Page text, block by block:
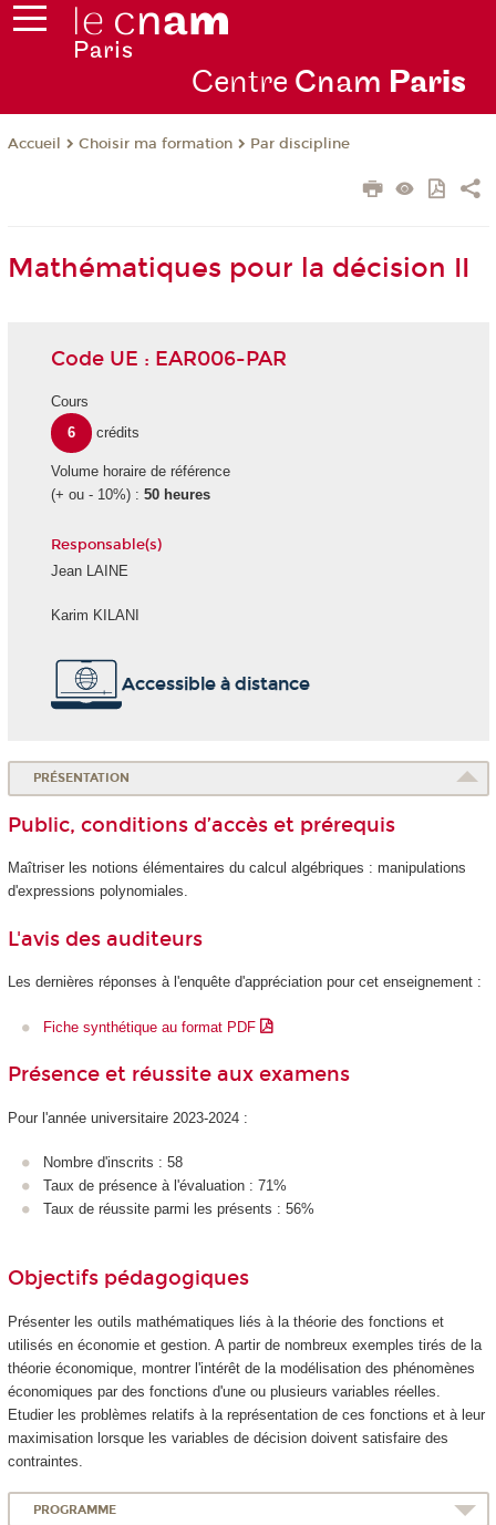
Centre Cnam Paris
Accueil Choisir ma formation Par discipline
Mathématiques pour la décision II
Code UE : EAR006-PAR
Cours
6
crédits
Volume horaire de référence
(+ ou - 10%) : 50 heures
Responsable(s)
Jean LAINE
Karim KILANI
Accessible à distance
PRÉSENTATION
Public, conditions d’accès et prérequis
Maîtriser les notions élémentaires du calcul algébriques : manipulations
d'expressions polynomiales.
L'avis des auditeurs
Les dernières réponses à l'enquête d'appréciation pour cet enseignement :
Fiche synthétique au format PDF
Présence et réussite aux examens
Pour l'année universitaire 2023-2024 :
Nombre d'inscrits : 58
Taux de présence à l'évaluation : 71%
Taux de réussite parmi les présents : 56%
Objectifs pédagogiques
Présenter les outils mathématiques liés à la théorie des fonctions et
utilisés en économie et gestion. A partir de nombreux exemples tirés de la
théorie économique, montrer l'intérêt de la modélisation des phénomènes
économiques par des fonctions d'une ou plusieurs variables réelles.
Etudier les problèmes relatifs à la représentation de ces fonctions et à leur
maximisation lorsque les variables de décision doivent satisfaire des
contraintes.
PROGRAMME